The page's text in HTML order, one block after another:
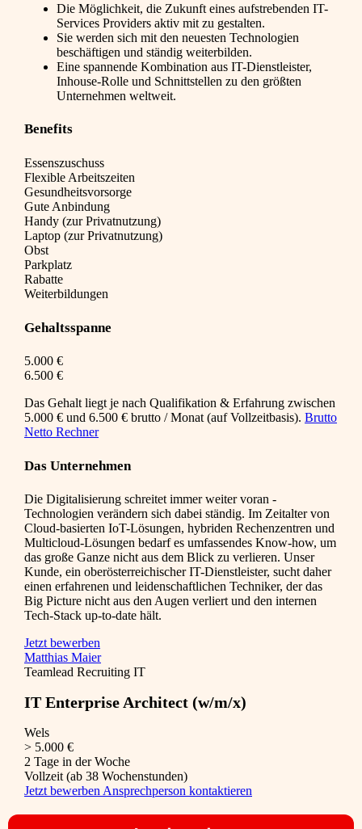
Die Möglichkeit, die Zukunft eines aufstrebenden IT-
Services Providers aktiv mit zu gestalten.
Sie werden sich mit den neuesten Technologien
beschäftigen und ständig weiterbilden.
Eine spannende Kombination aus IT-Dienstleister,
Inhouse-Rolle und Schnittstellen zu den größten
Unternehmen weltweit.
Benefits
Essenszuschuss
Flexible Arbeitszeiten
Gesundheitsvorsorge
Gute Anbindung
Handy (zur Privatnutzung)
Laptop (zur Privatnutzung)
Obst
Parkplatz
Rabatte
Weiterbildungen
Gehaltsspanne
5.000 €
6.500 €
Das Gehalt liegt je nach Qualifikation & Erfahrung zwischen
5.000 € und 6.500 € brutto / Monat (auf Vollzeitbasis). Brutto
Netto Rechner
Das Unternehmen
Die Digitalisierung schreitet immer weiter voran -
Technologien verändern sich dabei ständig. Im Zeitalter von
Cloud-basierten IoT-Lösungen, hybriden Rechenzentren und
Multicloud-Lösungen bedarf es umfassendes Know-how, um
das große Ganze nicht aus dem Blick zu verlieren. Unser
Kunde, ein oberösterreichischer IT-Dienstleister, sucht daher
einen erfahrenen und leidenschaftlichen Techniker, der das
Big Picture nicht aus den Augen verliert und den internen
Tech-Stack up-to-date hält.
Jetzt bewerben
Matthias Maier
Teamlead Recruiting IT
IT Enterprise Architect (w/m/x)
Wels
> 5.000 €
2 Tage in der Woche
Vollzeit (ab 38 Wochenstunden)
Jetzt bewerben Ansprechperson kontaktieren